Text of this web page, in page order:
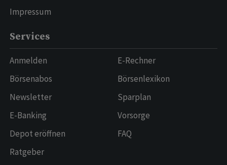
Impressum
Services
Anmelden
Börsenabos
Newsletter
E-Banking
Depot eröffnen
Ratgeber
E-Rechner
Börsenlexikon
Sparplan
Vorsorge
FAQ